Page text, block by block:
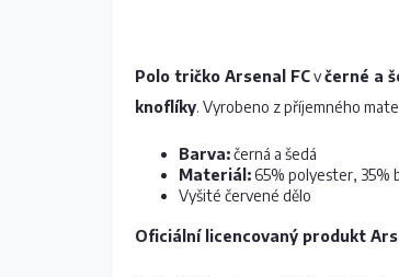
Polo tričko Arsenal FCvčerné a
knoflíky. Vyrobeno z příjemného
Barva:černá a šedá
Materiál:65% polyester, 35%
Vyšité červené dělo
Oficiální licencovaný produkt